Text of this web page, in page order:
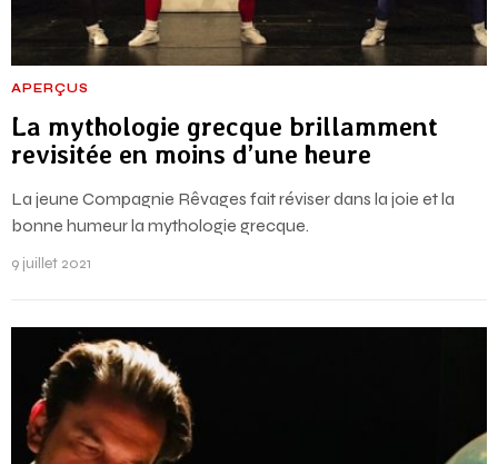
APERÇUS
La mythologie grecque brillamment
revisitée en moins d’une heure
La jeune Compagnie Rêvages fait réviser dans la joie et la
bonne humeur la mythologie grecque.
9 juillet 2021